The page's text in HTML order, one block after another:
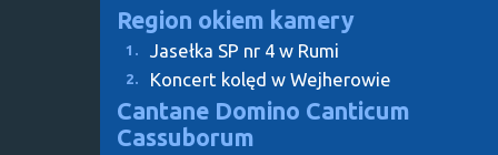
Region okiem kamery
1. Jasełka SP nr 4 w Rumi
2. Koncert kolęd w Wejherowie
Cantane Domino Canticum
Cassuborum